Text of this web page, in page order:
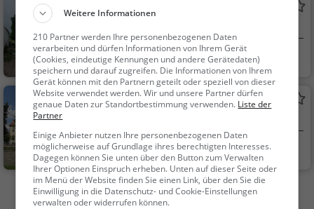
Gutshaus Bagow
Päwesin
Familie & Kinder,
Sehenswürdigkeit
Rathaus Falkensee
Falkensee
Sehenswürdigkei
t
Mehr Aktivitäten in Nauen finden
Weitere Informationen
210 Partner werden Ihre personenbezogenen Daten
verarbeiten und dürfen Informationen von Ihrem Gerät
(Cookies, eindeutige Kennungen und andere Gerätedaten)
speichern und darauf zugreifen. Die Informationen von Ihrem
Gerät können mit den Partnern geteilt oder speziell von dieser
Website verwendet werden. Wir und unsere Partner dürfen
genaue Daten zur Standortbestimmung verwenden. Liste der
Partner
Einige Anbieter nutzen Ihre personenbezogenen Daten
möglicherweise auf Grundlage ihres berechtigten Interesses.
Dagegen können Sie unten über den Button zum Verwalten
Ihrer Optionen Einspruch erheben. Unten auf dieser Seite oder
im Menü der Website finden Sie einen Link, über den Sie die
Einwilligung in die Datenschutz- und Cookie-Einstellungen
verwalten oder widerrufen können.